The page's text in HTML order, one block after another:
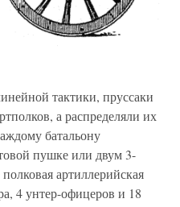
тактики, пруссаки
а распределяли их
батальону
пушке или двум 3-
артиллерийская
4 унтер-офицеров и 18